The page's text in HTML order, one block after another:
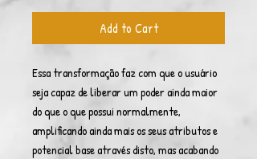
Add to Cart
Essa transformação faz com que o usuário
seja capaz de liberar um poder ainda maior
do que o que possui normalmente,
amplificando ainda mais os seus atributos e
potencial base através disto, mas acabando